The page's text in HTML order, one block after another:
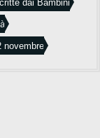
dai Bambini
novembre